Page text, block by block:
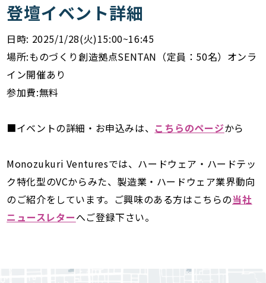
登壇イベント詳細
日時: 2025/1/28(火)15:00~16:45
場所:ものづくり創造拠点SENTAN（定員：50名）オンラ
イン開催あり
参加費:無料
■イベントの詳細・お申込みは、 こちらのページから
Monozukuri Venturesでは、ハードウェア・ハードテッ
ク特化型のVCからみた、製造業・ハードウェア業界動向
のご紹介をしています。ご興味のある方はこちらの当社
ニュースレターへご登録下さい。